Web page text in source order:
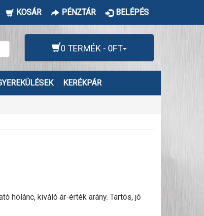
KOSÁR PÉNZTÁR BELÉPÉS
0 TERMÉK - 0FT
KERÉKPÁR
hólánc, kiváló ár-érték arány. Tartós, jó